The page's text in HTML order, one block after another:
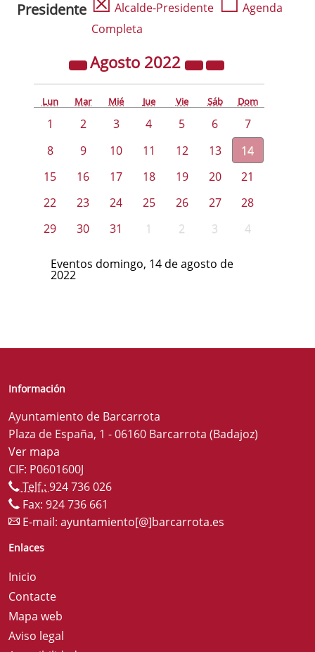
Presidente
Alcalde-Presidente
Agenda
Completa
Agosto 2022
Lun Mar Mié Jue Vie Sáb Dom
1 2 3 4 5 6
7
8
9 10 11 12 13
14
15
16 17 18 19 20
21
22
23 24 25 26 27
28
29
30 31 1 2 3 4
Eventos domingo, 14 de agosto de
2022
Información
Ayuntamiento de Barcarrota
Plaza de España, 1 - 06160 Barcarrota (Badajoz)
Ver mapa
CIF: P0601600J
Telf.: 924 736 026
Fax: 924 736 661
E-mail: ayuntamiento[@]barcarrota.es
Enlaces
Inicio
Contacte
Mapa web
Aviso legal